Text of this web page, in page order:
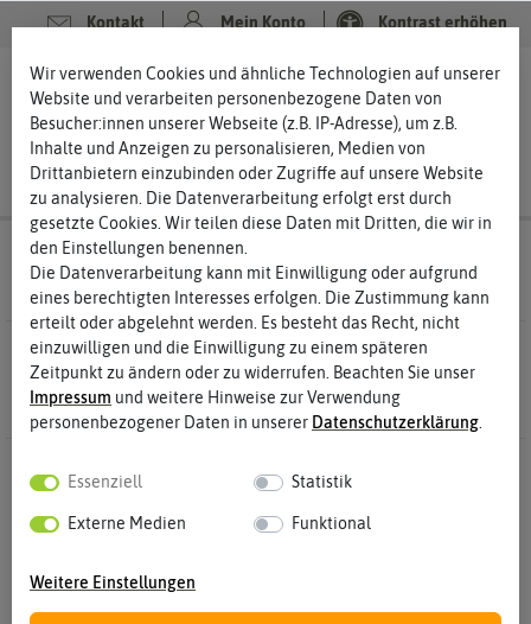
Kontakt Mein Konto Kontrast erhöhen
0 0
SaatgutKräutersamen Kerbelsamen
2 ErgebnisseGefunden in Kerbelsamen
-50% -50%
Filter
Wir verwenden Cookies und ähnliche Technologien auf unserer
Website und verarbeiten personenbezogene Daten von
Besucher:innen unserer Webseite (z.B. IP-Adresse), um z.B.
Inhalte und Anzeigen zu personalisieren, Medien von
Drittanbietern einzubinden oder Zugriffe auf unsere Website
zu analysieren. Die Datenverarbeitung erfolgt erst durch
gesetzte Cookies. Wir teilen diese Daten mit Dritten, die wir in
den Einstellungen benennen.
Die Datenverarbeitung kann mit Einwilligung oder aufgrund
eines berechtigten Interesses erfolgen. Die Zustimmung kann
erteilt oder abgelehnt werden. Es besteht das Recht, nicht
einzuwilligen und die Einwilligung zu einem späteren
Zeitpunkt zu ändern oder zu widerrufen. Beachten Sie unser
Impressum und weitere Hinweise zur Verwendung
personenbezogener Daten in unserer Daten­schutz­erklärung
Essenziell Statistik
Externe Medien Funktional
Weitere Einstellungen